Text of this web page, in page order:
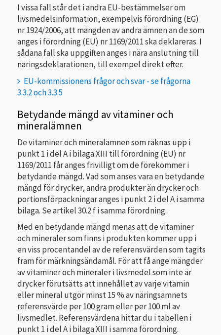
I vissa fall står det i andra EU-bestämmelser om
livsmedelsinformation, exempelvis förordning (EG)
nr 1924/2006, att mängden av andra ämnen än de som
anges i förordning (EU) nr 1169/2011 ska deklareras. I
sådana fall ska uppgiften anges i nära anslutning till
näringsdeklarationen, till exempel direkt efter.
EU-kommissionens frågor och svar - se frågorna
3.3.2 och 3.3.5
Betydande mängd av vitaminer och
mineralämnen
De vitaminer och mineralämnen som räknas upp i
punkt 1 i del A i bilaga XIII till förordning (EU) nr
1169/2011 får anges frivilligt om de förekommer i
betydande mängd. Vad som anses vara en betydande
mängd för drycker, andra produkter än drycker och
portionsförpackningar anges i punkt 2 i del A i samma
bilaga. Se artikel 30.2 f i samma förordning.
Med en betydande mängd menas att de vitaminer
och mineraler som finns i produkten kommer upp i
en viss procentandel av de referensvärden som tagits
fram för märkningsändamål. För att få ange mängder
av vitaminer och mineraler i livsmedel som inte är
drycker förutsätts att innehållet av varje vitamin
eller mineral utgör minst 15 % av näringsämnets
referensvärde per 100 gram eller per 100 ml av
livsmedlet. Referensvärdena hittar du i tabellen i
punkt 1 i del A i bilaga XIII i samma förordning.